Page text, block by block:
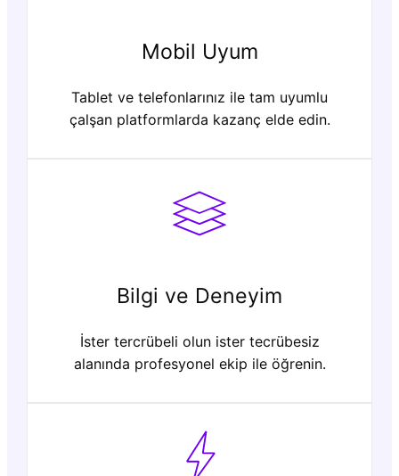
Mobil Uyum
Tablet ve telefonlarınız ile tam uyumlu
çalşan platformlarda kazanç elde edin.
Bilgi ve Deneyim
İster tercrübeli olun ister tecrübesiz
alanında profesyonel ekip ile öğrenin.